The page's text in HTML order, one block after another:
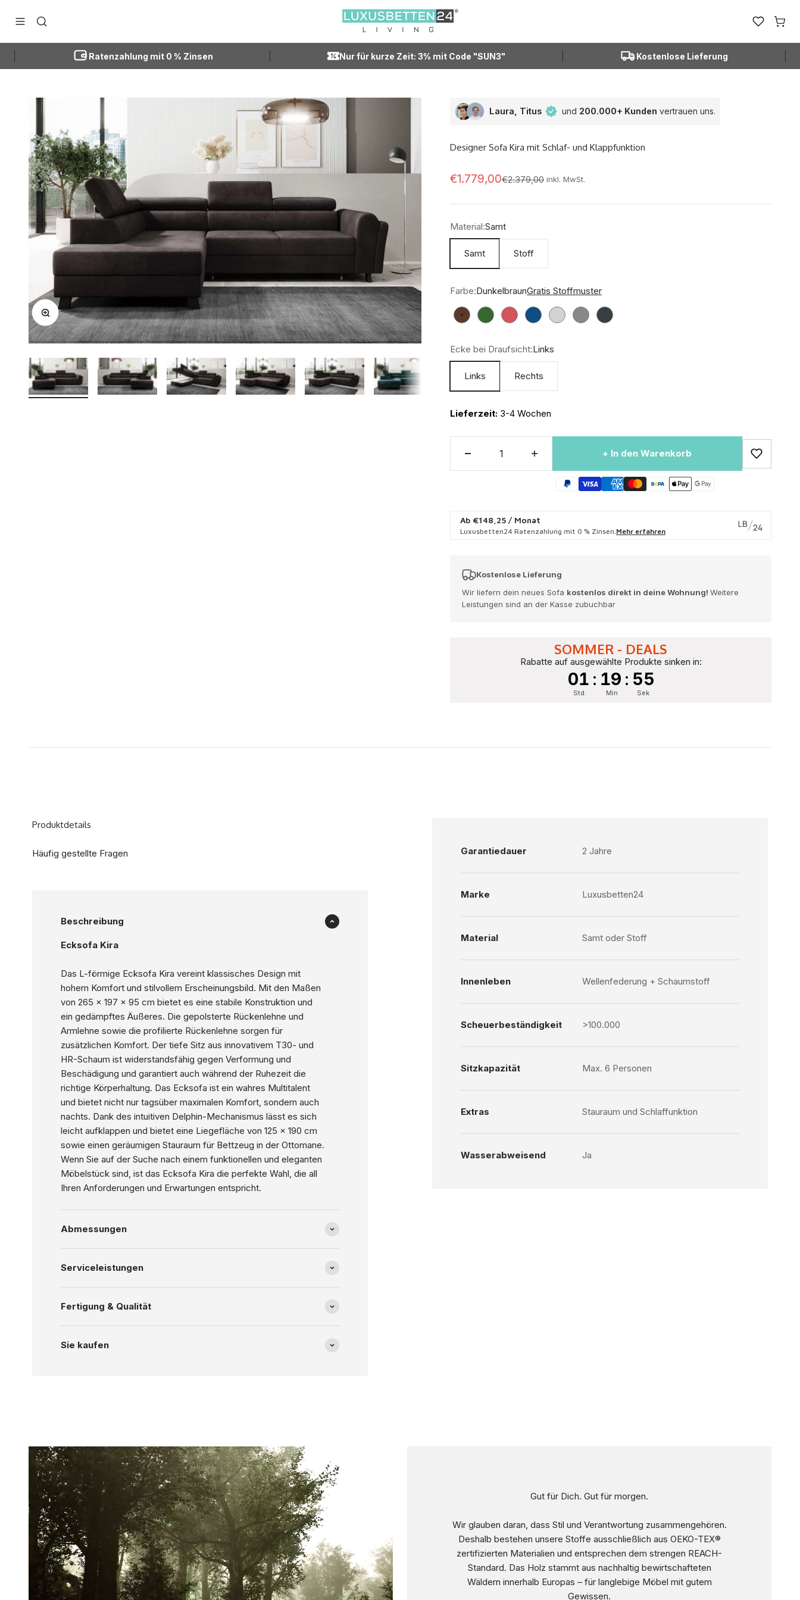
Navigationsmenü öffnen
Suche öffnen
Luxusbetten24
Favoriten
Ratenzahlung mit 0 % Zinsen Nur für kurze Zeit: 3% mit Code "SUN3" Kostenlose Lieferung
Bild vergrößern
Laura, Titus und 200.000+ Kunden vertrauen uns.
Designer Sofa Kira mit Schlaf- und Klappfunktion
Angebot
€1.779,00Regulärer Preis
€2.379,00 inkl. MwSt.
Material:Samt
Samt Stoff
Farbe:DunkelbraunGratis Stoffmuster
Dunkelbraun
Grün Rosé Blau HellgrauGrau Anthrazit
Ecke bei Draufsicht:Links
Links Rechts
Lieferzeit: 3-4 Wochen
+ In den Warenkorb
Ab €148,25 / Monat
Luxusbetten24 Ratenzahlung mit 0 % Zinsen.Mehr erfahren
Kostenlose Lieferung
Wir liefern dein neues Sofa kostenlos direkt in deine Wohnung! Weitere
Leistungen sind an der Kasse zubuchbar
SOMMER - DEALS
Rabatte auf ausgewählte Produkte sinken in:
01 : 19 : 53
Std. Min Sek
Produktdetails
Häufig gestellte Fragen
Beschreibung
Ecksofa Kira
Das L-förmige Ecksofa Kira vereint klassisches Design mit
hohem Komfort und stilvollem Erscheinungsbild. Mit den Maßen
von 265 x 197 x 95 cm bietet es eine stabile Konstruktion und
ein gedämpftes Äußeres. Die gepolsterte Rückenlehne und
Armlehne sowie die profilierte Rückenlehne sorgen für
zusätzlichen Komfort. Der tiefe Sitz aus innovativem T30- und
HR-Schaum ist widerstandsfähig gegen Verformung und
Beschädigung und garantiert auch während der Ruhezeit die
richtige Körperhaltung. Das Ecksofa ist ein wahres Multitalent
und bietet nicht nur tagsüber maximalen Komfort, sondern auch
nachts. Dank des intuitiven Delphin-Mechanismus lässt es sich
leicht aufklappen und bietet eine Liegefläche von 125 x 190 cm
sowie einen geräumigen Stauraum für Bettzeug in der Ottomane.
Wenn Sie auf der Suche nach einem funktionellen und eleganten
Möbelstück sind, ist das Ecksofa Kira die perfekte Wahl, die all
Ihren Anforderungen und Erwartungen entspricht.
Abmessungen
Serviceleistungen
Fertigung & Qualität
Sie kaufen
Garantiedauer 2 Jahre
Marke Luxusbetten24
Material Samt oder Stoff
Innenleben Wellenfederung + Schaumstoff
Scheuerbeständigkeit >100.000
Sitzkapazität Max. 6 Personen
Extras Stauraum und Schlaffunktion
Wasserabweisend Ja
Gut für Dich. Gut für morgen.
Wir glauben daran, dass Stil und Verantwortung zusammengehören.
Deshalb bestehen unsere Stoffe ausschließlich aus OEKO-TEX®
zertifizierten Materialien und entsprechen dem strengen REACH-
Standard. Das Holz stammt aus nachhaltig bewirtschafteten
Wäldern innerhalb Europas – für langlebige Möbel mit gutem
Gewissen.